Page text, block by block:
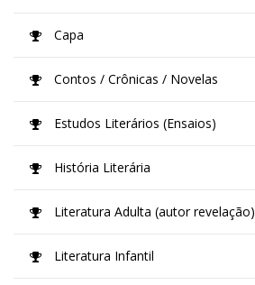
Capa
Contos / Crônicas / Novelas
Estudos Literários (Ensaios)
História Literária
Literatura Adulta (autor revelação)
Literatura Infantil